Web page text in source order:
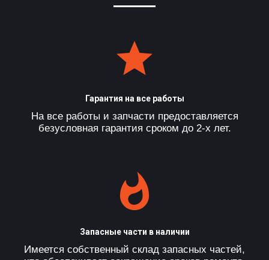
Гарантия на все работы
На все работы и запчасти предоставляется
безусловная гарантия сроком до 2-х лет.
Запасные части в наличии
Имеется собственный склад запасных частей,